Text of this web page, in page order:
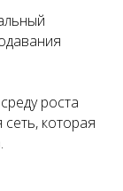
роста
которая